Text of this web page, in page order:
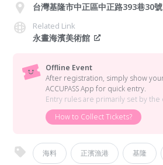
台灣基隆市中正區中正路393巷30
Related Link
永晝海濱美術館
Offline Event
After registration, simply show
ACCUPASS App for quick entry.
Entry rules are primarily set by the
How to Collect Tickets?
海料 正濱漁港 基隆